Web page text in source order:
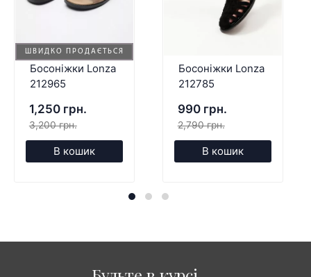
ШВИДКО ПРОДАЄТЬСЯ
Босоніжки Lonza
212965
1,250 грн.
3,200 грн.
В кошик
Босоніжки Lonza
212785
990 грн.
2,790 грн.
В кошик